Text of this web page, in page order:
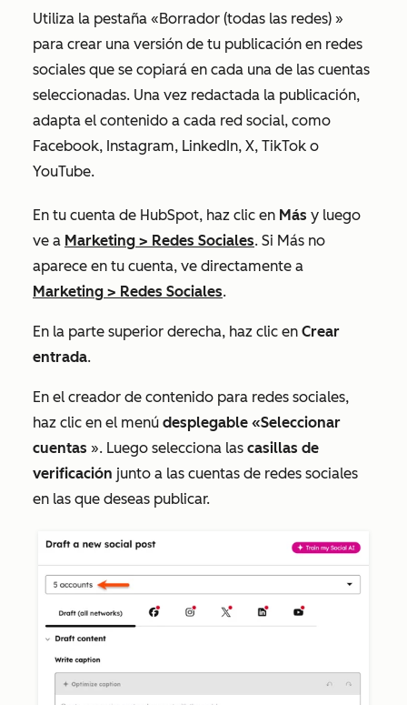
Utiliza la pestaña «Borrador (todas las redes) »
para crear una versión de tu publicación en redes
sociales que se copiará en cada una de las cuentas
seleccionadas. Una vez redactada la publicación,
adapta el contenido a cada red social, como
Facebook, Instagram, LinkedIn, X, TikTok o
YouTube.
En tu cuenta de HubSpot, haz clic en Más y luego
ve a Marketing > Redes Sociales. Si Más no
aparece en tu cuenta, ve directamente a
Marketing > Redes Sociales.
En la parte superior derecha, haz clic en Crear
entrada.
En el creador de contenido para redes sociales,
haz clic en el menú desplegable «Seleccionar
cuentas ». Luego selecciona las casillas de
verificación junto a las cuentas de redes sociales
en las que deseas publicar.